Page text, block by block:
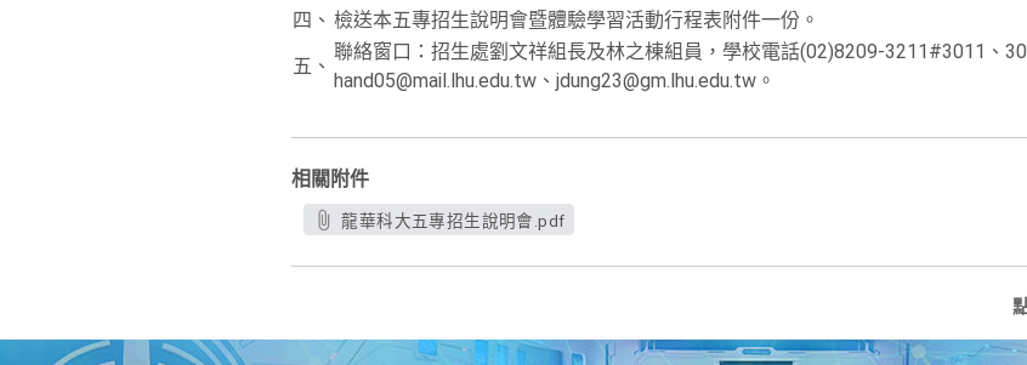
四、 檢送本五專招生說明會暨體驗學習活動行程表附件一份。
五、
聯絡窗口：招生處劉文祥組長及林之棟組員，學校電話(02)8209-3211#3011、
hand05@mail.lhu.edu.tw、jdung23@gm.lhu.edu.tw。
相關附件
龍華科大五專招生說明會.pdf